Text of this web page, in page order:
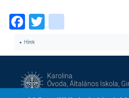
Facebook
Twitter
Hírek
Karolina
Óvoda, Általános Iskola,
Alapfokú Művészeti Iskola